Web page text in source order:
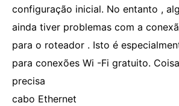
configuração inicial. No entanto ,
ainda tiver problemas com a
para o roteador . Isto é
para conexões Wi -Fi gratuito.
precisa
cabo Ethernet